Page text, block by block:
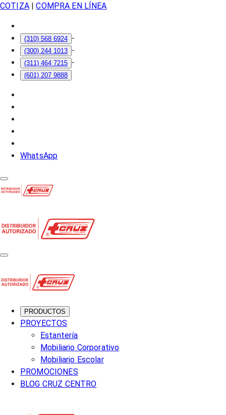
COTIZA| COMPRA EN LÍNEA
(310) 568 6924 -
(300) 244 1013 -
(311) 464 7215 -
(601) 207 9888
WhatsApp
PRODUCTOS
PROYECTOS
Estantería
Mobiliario Corporativo
Mobiliario Escolar
PROMOCIONES
BLOG CRUZ CENTRO